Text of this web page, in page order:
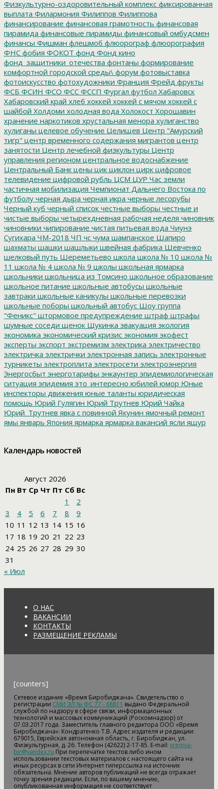
Физкультурно-оздоровительный комплекс фиксированная
выплата Филармония Филиппов Филиппова
финансирование финансовая грамотность финансовая
пирамида финансовые пирамиды финансовый омбудсмен
финансы Фишман флешмоб флюорограф флюорография
ФНС фобия ФОКОТ фонд Фонд кино
фонд_защитники_отечества фонтаны формирование
комфортной городской среды\ форум фотовыставка
фотоискусство фотохудожники Франция Фрейд фрукты
ФСБ ФСИН ФСО ФСС ФССП Фургал футбол Хабаровск
Хабаровский край хлеб хоккей хоккей с мячом хоккей с
шайбой Холдоми холодная вода Холокост Хорошавин
хранение наркотиков хрустальная менора хулиганство
хулиганы целевое обучение Целищев Центр "Амурский
тигр" центр временного содержания мигрантов центр
занятости Центр лечебной физкультуры Центр
управления регионом центральное водоснабжение
Центральный Банк цены цик циклон цирк цифровое
телевидение цифровой рубль ЦСМ ЦУР Час земли
частичная мобилизация Чемпионат Дальнего Востока по
футболу черная дыра черная икра черные лесорубы
Черный куб черный список честные выборы честные и
чистые выборы четырехдневная рабочая неделя чиновник
чиновники чипирование чистая питьевая вода Чиунэ
Сугихара ЧМ-2018 ЧП чс чума шампанское Шапиро
шахматы шашки шашлыки швейная фабрика Шевченко
шелковый путь Шереметьево школа школа № 10 школа №
11 школа № 4 школа № 9 школы школьная ярмарка
школьники школьница из Томсино школьное образование
школьное питание школьные автобусы школьные
завтраки школьные каникулы школьные перевозки
школьные поборы школьный автобус Шоу группа
"Феникс" штормовое предупреждение штраф штрафы
шумные соседи щенок Щукинка эвакуация экология
экономика экономический кризис экономия экофест
эксперты экспорт экстремизм электрика электричество
электричка электрички электронная запись электронные
турникеты электроплита электросети электроэнергия
Энергосбыт энерготарифы энкаунтер эпидемиологическая
ситуация эпидемия это_интересно юбилей юмор Юные
инспекторы движения юные таланты юридическая
помощь Юрий Гулягин Юрий Трутнев Юрий Чайка
Юрий_Трутнев явка с повинной Якунин ямочный ремонт
ямы январь Япония ярмарка ярмарка вакансий ясли ящур
Календарь новостей
Август 2026
Пн Вт Ср Чт Пт Сб Вс
1
2
3
4 5 6 7 8
9
10 11 12 13 14 15 16
17 18 19 20 21 22 23
24 25 26 27 28 29 30
31
« Июл
О НАС
ВАКАНСИИ
КОНТАКТЫ
РАЗМЕЩЕНИЕ РЕКЛАМЫ
[counters]
Сетевое издание «Время Биробиджана». Свидетельство о
регистрации СМИ ЭЛ № ФС 77 - 68811 выдано Федеральной
службой по надзору в сфере связи, информационных
технологий и массовых коммуникаций (Роскомнадзор) от
07.03.2017 года. Заместитель главного редактора ООО «Время
Биробиджана»: Кондратенко Т.В. Адрес издателя и редакции:
679015, Еврейская автономная область, г. Биробиджан, ул.
Физкультурная, д. 26. Телефон (42622) 2-17-85. E-mail: vremya-
bir@yandex.ru При перепечатке текстов либо ином
использовании текстовых материалов с настоящего сайта на
иных ресурсах в сети Интернет гиперссылка на источник
обязательна. Мнение авторов публикаций не всегда отражает
точку зрения редакции. Если, по вашему мнению,
опубликованная информация не соответствует